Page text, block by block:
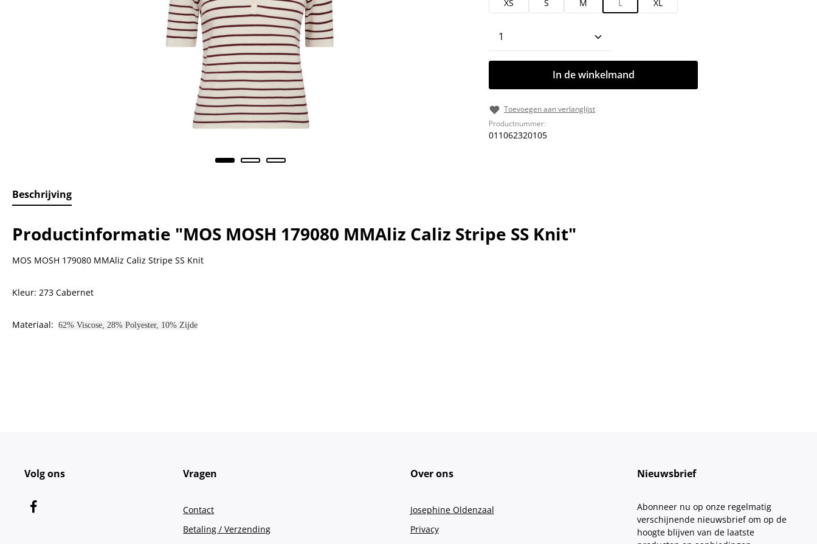
XS S M L XL
Producthoeveelheid: Voer de gewenste
In de winkelmand
Toevoegen aan verlanglijst
Productnummer:
011062320105
Beschrijving
Productinformatie "MOS MOSH 179080 MMAliz Caliz Stripe SS Knit"
MOS MOSH 179080 MMAliz Caliz Stripe SS Knit
Kleur: 273 Cabernet
Materiaal: 62% Viscose, 28% Polyester, 10% Zijde
Volg ons Vragen
Contact
Betaling / Verzending
Over ons
Josephine Oldenzaal
Privacy
Nieuwsbrief
Abonneer nu op onze regelmatig
verschijnende nieuwsbrief om op de
hoogte blijven van de laatste